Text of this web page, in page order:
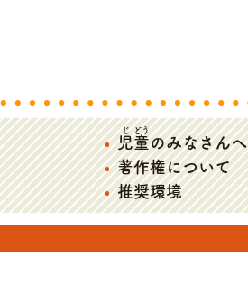
児
じ
童
どう
のみなさんへ
著作権について
推奨環境